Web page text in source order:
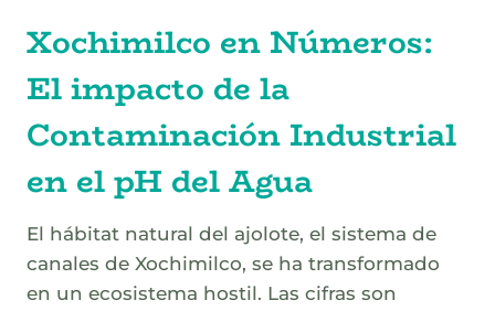
Xochimilco en Números:
El impacto de la
Contaminación Industrial
en el pH del Agua
El hábitat natural del ajolote, el sistema de
canales de Xochimilco, se ha transformado
en un ecosistema hostil. Las cifras son